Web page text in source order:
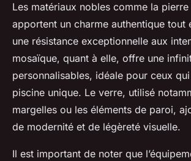
Les matériaux nobles comme la
apportent un charme authentique tout
une résistance exceptionnelle aux
mosaïque, quant à elle, offre une
personnalisables, idéale pour ceux
piscine unique. Le verre, utilisé
margelles ou les éléments de paroi,
de modernité et de légèreté visuelle.
Il est important de noter que